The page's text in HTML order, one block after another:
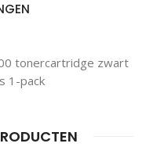
tonercartridge zwart
1-pack
ZOEKEN